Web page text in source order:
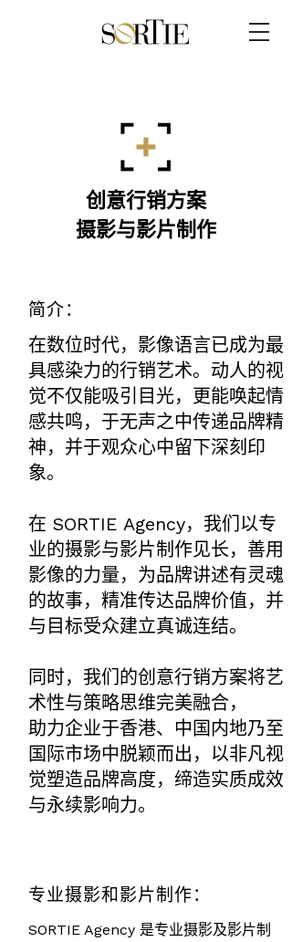
创意行销方案
摄影与影片制作
简介：
在数位时代，影像语言已成为最
具感染力的行销艺术。动人的视
觉不仅能吸引目光，更能唤起情
感共鸣，于无声之中传递品牌精
神，并于观众心中留下深刻印
象。
在 SORTIE Agency，我们以专
业的摄影与影片制作见长，善用
影像的力量，为品牌讲述有灵魂
的故事，精准传达品牌价值，并
与目标受众建立真诚连结。
同时，我们的创意行销方案将艺
术性与策略思维完美融合，
助力企业于香港、中国内地乃至
国际市场中脱颖而出，以非凡视
觉塑造品牌高度，缔造实质成效
与永续影响力。
专业摄影和影片制作：
SORTIE Agency 是专业摄影及影片制